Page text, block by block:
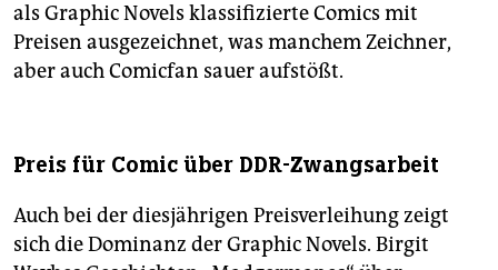
als Graphic Novels klassifizierte Comics mit
Preisen ausgezeichnet, was manchem Zeichner,
aber auch Comicfan sauer aufstößt.
Preis für Comic über DDR-Zwangsarbeit
Auch bei der diesjährigen Preisverleihung zeigt
sich die Dominanz der Graphic Novels. Birgit